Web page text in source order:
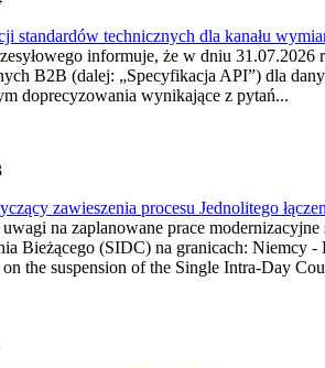
standardów technicznych dla kanału
informuje, że w dniu
B2B (dalej: „Specyfikacja API”) dla
doprecyzowania wynikające z pytań...
zawieszenia procesu Jednolitego
na zaplanowane prace
Bieżącego (SIDC) na granicach: Niemcy
the suspension of the Single Intra-Day